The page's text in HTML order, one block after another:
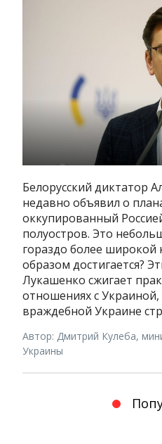
Белорусский диктатор
недавно объявил о
оккупированный
полуостров. Это
гораздо более
образом достигается?
Лукашенко сжигает
отношениях с Украиной,
враждебной Украине
Автор: Дмитрий Кулеба,
Украины